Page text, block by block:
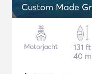
Custom Made
Motorjacht
131 ft
40 m